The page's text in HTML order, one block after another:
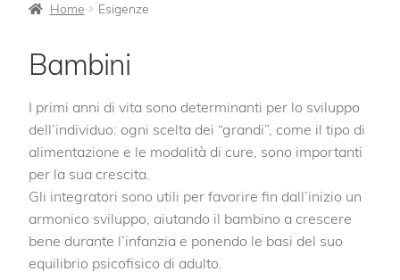
t
i
n
Home Esigenze
Bambini
I primi anni di vita sono determinanti per lo sviluppo
dell’individuo: ogni scelta dei “grandi”, come il tipo di
alimentazione e le modalità di cure, sono importanti
per la sua crescita.
Gli integratori sono utili per favorire fin dall’inizio un
armonico sviluppo, aiutando il bambino a crescere
bene durante l’infanzia e ponendo le basi del suo
equilibrio psicofisico di adulto.